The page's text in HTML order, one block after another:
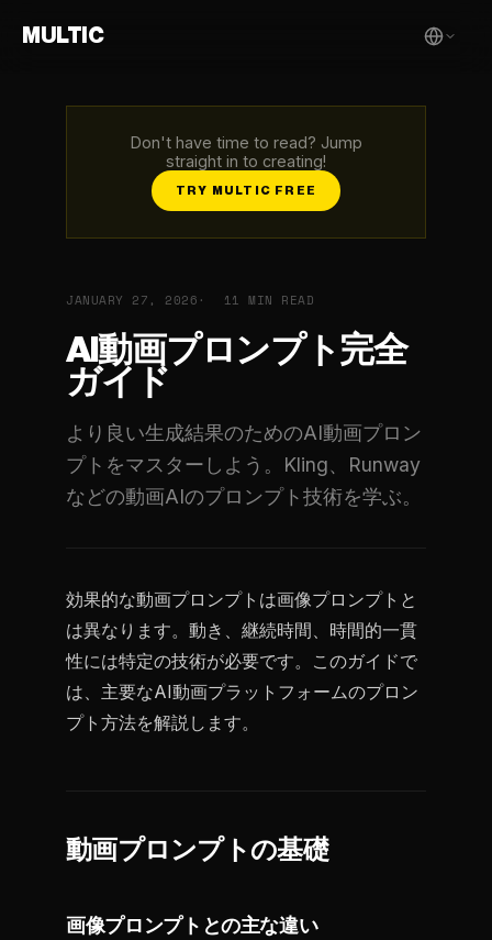
MULTIC
Don't have time to read? Jump
straight in to creating!
TRY MULTIC FREE
JANUARY 27, 2026 11 MIN READ
AI動画プロンプト完全
ガイド
より良い生成結果のためのAI動画プロン
プトをマスターしよう。Kling、Runway
などの動画AIのプロンプト技術を学ぶ。
効果的な動画プロンプトは画像プロンプトと
は異なります。動き、継続時間、時間的一貫
性には特定の技術が必要です。このガイドで
は、主要なAI動画プラットフォームのプロン
プト方法を解説します。
動画プロンプトの基礎
画像プロンプトとの主な違い